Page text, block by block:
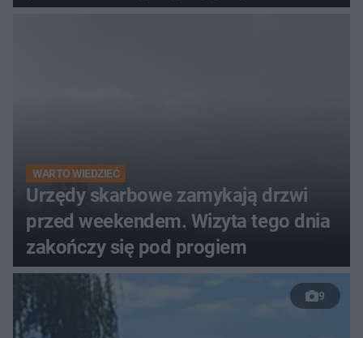
WARTO WIEDZIEĆ
Urzędy skarbowe zamykają drzwi
przed weekendem. Wizyta tego dnia
zakończy się pod progiem
9